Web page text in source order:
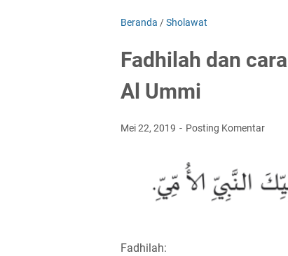
Beranda /Sholawat
Fadhilah dan
Al Ummi
Mei 22, 2019 Posting Komentar
Fadhilah: